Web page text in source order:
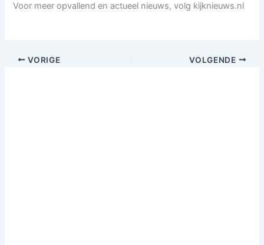
Voor meer opvallend en actueel nieuws, volg kijknieuws.nl
VORIGE VOLGENDE